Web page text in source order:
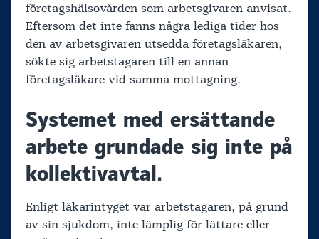
företagshälsovården som arbetsgivaren anvisat.
Eftersom det inte fanns några lediga tider hos
den av arbetsgivaren utsedda företagsläkaren,
sökte sig arbetstagaren till en annan
företagsläkare vid samma mottagning.
Systemet med ersättande
arbete grundade sig inte på
kollektivavtal.
Enligt läkarintyget var arbetstagaren, på grund
av sin sjukdom, inte lämplig för lättare eller